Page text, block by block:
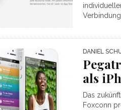
DANIEL
als
Das
Foxconn